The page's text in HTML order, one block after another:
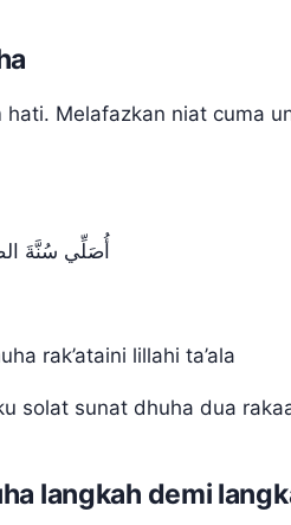
hati. Melafazkan niat cuma
أُصَلِّي سُنَّةَ
rak’ataini lillahi ta’ala
solat sunat dhuha dua
langkah demi